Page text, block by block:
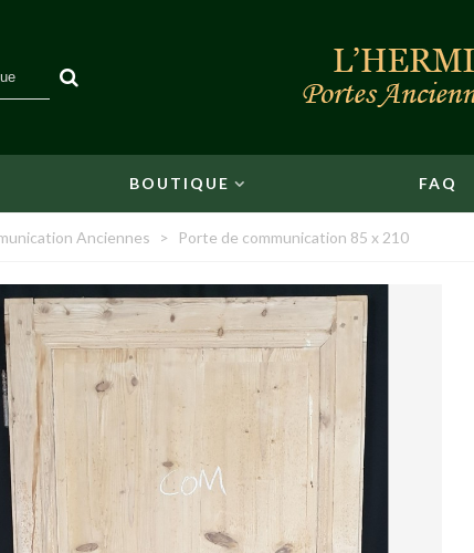
BOUTIQUE FAQ
Anciennes > Porte de communication 85 x 210